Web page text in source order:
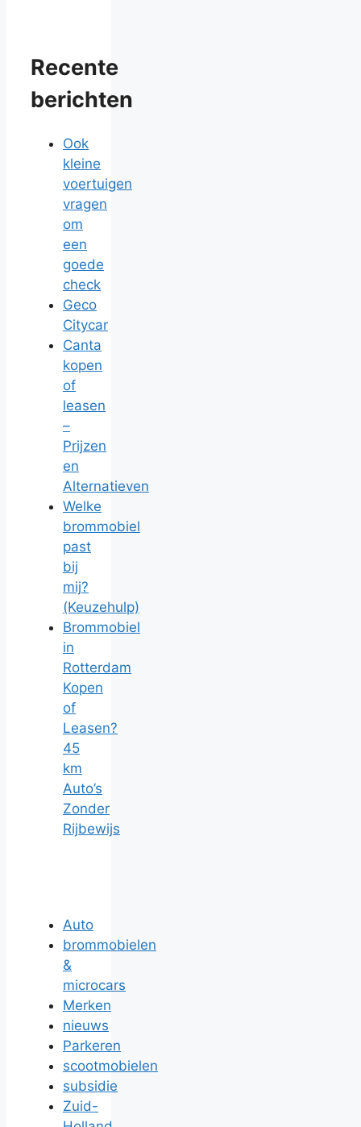
Recente
berichten
Ook
kleine
voertuigen
vragen
om
een
goede
check
Geco
Citycar
Canta
kopen
of
leasen
–
Prijzen
en
Alternatieven
Welke
brommobiel
past
bij
mij?
(Keuzehulp)
Brommobiel
in
Rotterdam
Kopen
of
Leasen?
45
km
Auto’s
Zonder
Rijbewijs
Auto
brommobielen
&
microcars
Merken
nieuws
Parkeren
scootmobielen
subsidie
Zuid-